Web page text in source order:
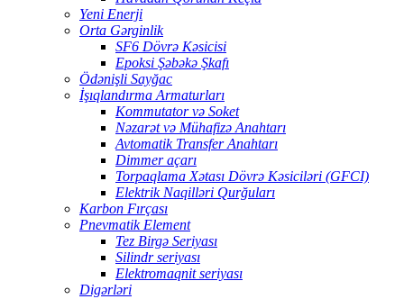
Yeni Enerji
Orta Gərginlik
SF6 Dövrə Kəsicisi
Epoksi Şəbəkə Şkafı
Ödənişli Sayğac
İşıqlandırma Armaturları
Kommutator və Soket
Nəzarət və Mühafizə Anahtarı
Avtomatik Transfer Anahtarı
Dimmer açarı
Torpaqlama Xətası Dövrə Kəsiciləri (GFCI)
Elektrik Naqilləri Qurğuları
Karbon Fırçası
Pnevmatik Element
Tez Birgə Seriyası
Silindr seriyası
Elektromaqnit seriyası
Digərləri